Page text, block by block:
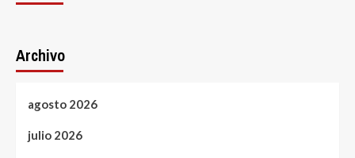
Archivo
agosto 2026
julio 2026